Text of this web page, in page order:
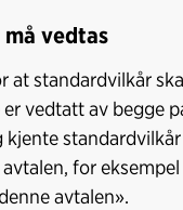
vedtas
at standardvilkår
vedtatt av begge
kjente
for
avtalen».